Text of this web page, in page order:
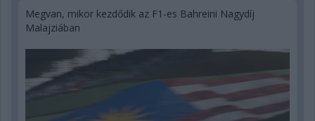
Megvan, mikor kezdődik az F1-es Bahreini Nagydíj
Malajziában